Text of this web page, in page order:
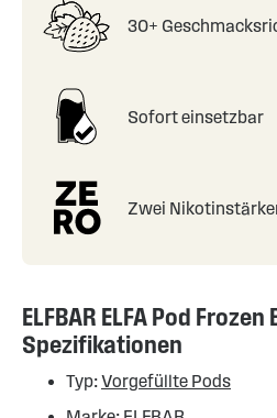
30+
Sofort einsetzbar
Zwei
ELFBAR ELFA Pod
Spezifikationen
Typ:Vorgefüllte Pods